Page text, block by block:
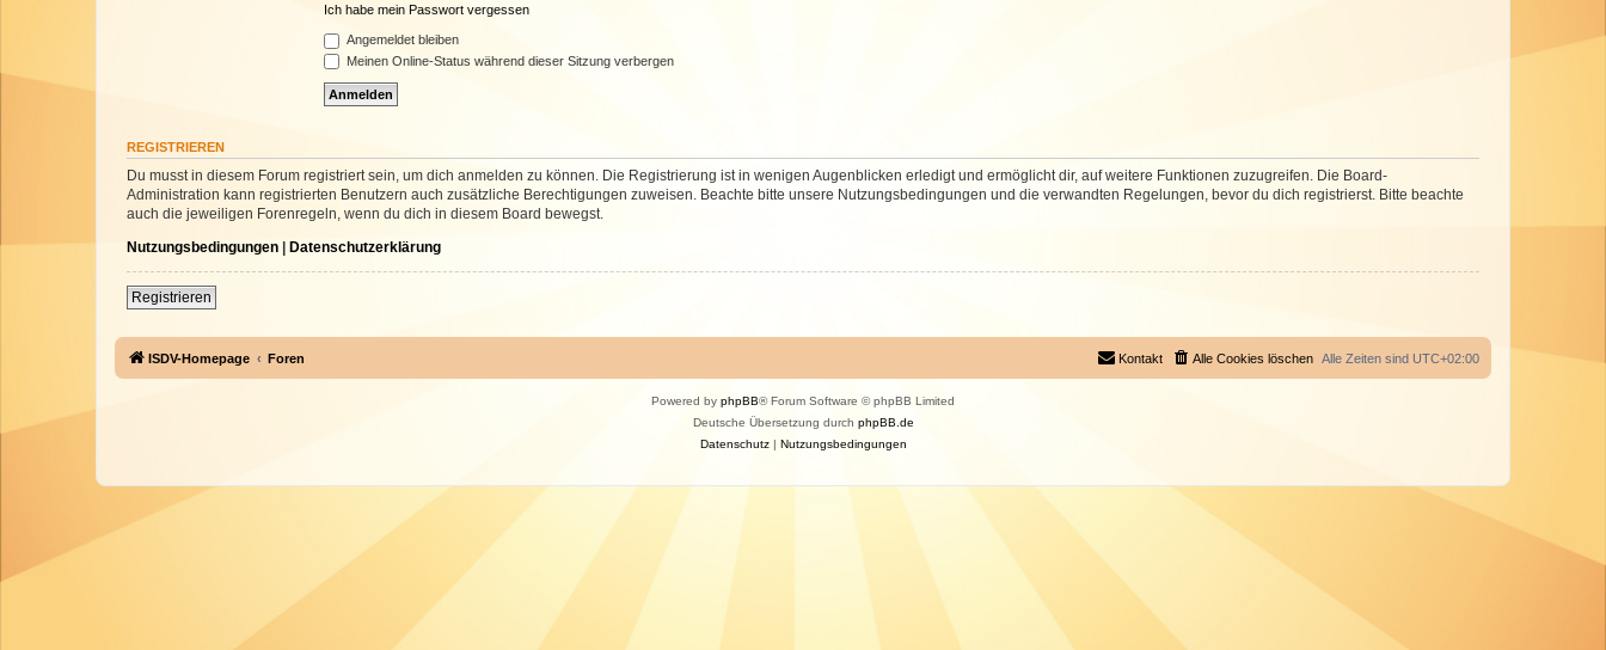
Ich habe mein Passwort vergessen
Angemeldet bleiben
Meinen Online-Status während dieser Sitzung verbergen
REGISTRIEREN
Du musst in diesem Forum registriert sein, um dich anmelden zu können. Die Registrierung ist in wenigen Augenblicken erledigt und ermöglicht dir, auf weitere Funktionen zuzugreifen. Die Board-
Administration kann registrierten Benutzern auch zusätzliche Berechtigungen zuweisen. Beachte bitte unsere Nutzungsbedingungen und die verwandten Regelungen, bevor du dich registrierst. Bitte beachte
auch die jeweiligen Forenregeln, wenn du dich in diesem Board bewegst.
Nutzungsbedingungen | Datenschutzerklärung
Registrieren
ISDV-Homepage Foren Alle Zeiten sind UTC+02:00
Alle Cookies löschen
Kontakt
Powered by phpBB® Forum Software © phpBB Limited
Deutsche Übersetzung durch phpBB.de
Datenschutz| Nutzungsbedingungen